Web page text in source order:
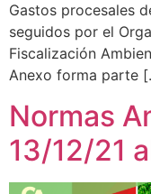
Gastos procesales
seguidos por el
Fiscalización
Anexo forma parte
Normas
13/12/21